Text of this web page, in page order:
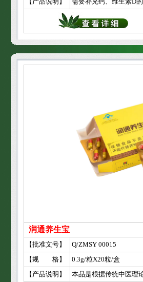
润通养生宝
【批准文号】
Q/ZMSY 00015
【规 格】
0.3g/粒X20粒/盒
【产品说明】